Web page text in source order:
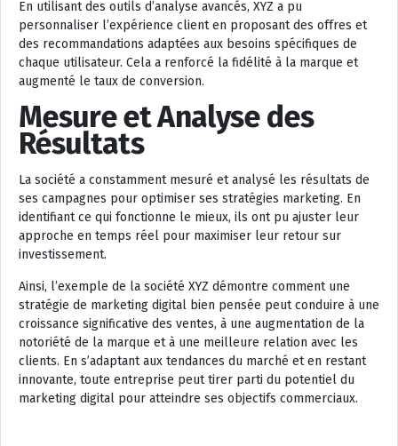
En utilisant des outils d’analyse avancés, XYZ a pu
personnaliser l’expérience client en proposant des offres et
des recommandations adaptées aux besoins spécifiques de
chaque utilisateur. Cela a renforcé la fidélité à la marque et
augmenté le taux de conversion.
Mesure et Analyse des
Résultats
La société a constamment mesuré et analysé les résultats de
ses campagnes pour optimiser ses stratégies marketing. En
identifiant ce qui fonctionne le mieux, ils ont pu ajuster leur
approche en temps réel pour maximiser leur retour sur
investissement.
Ainsi, l’exemple de la société XYZ démontre comment une
stratégie de marketing digital bien pensée peut conduire à une
croissance significative des ventes, à une augmentation de la
notoriété de la marque et à une meilleure relation avec les
clients. En s’adaptant aux tendances du marché et en restant
innovante, toute entreprise peut tirer parti du potentiel du
marketing digital pour atteindre ses objectifs commerciaux.